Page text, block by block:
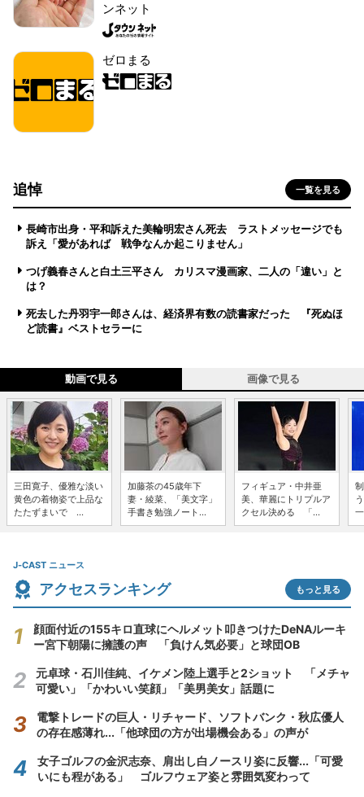
ンネット
ゼロまる
追悼 一覧を見る
長崎市出身・平和訴えた美輪明宏さん死去 ラストメッセージでも
訴え「愛があれば 戦争なんか起こりません」
つげ義春さんと白土三平さん カリスマ漫画家、二人の「違い」と
は？
死去した丹羽宇一郎さんは、経済界有数の読書家だった 『死ぬほ
ど読書』ベストセラーに
動画で見る 画像で見る
三田寛子、優雅な淡い
黄色の着物姿で上品な
たたずまいで ...
加藤茶の45歳年下
妻・綾菜、「美文字」
手書き勉強ノート...
フィギュア・中井亜
美、華麗にトリプルア
クセル決める 「...
J-CAST ニュース
アクセスランキング もっと見る
顔面付近の155キロ直球にヘルメット叩きつけたDeNAルーキ
ー宮下朝陽に擁護の声 「負けん気必要」と球団OB
元卓球・石川佳純、イケメン陸上選手と2ショット 「メチャ
可愛い」「かわいい笑顔」「美男美女」話題に
電撃トレードの巨人・リチャード、ソフトバンク・秋広優人
の存在感薄れ...「他球団の方が出場機会ある」の声が
女子ゴルフの金沢志奈、肩出し白ノースリ姿に反響...「可愛
いにも程がある」 ゴルフウェア姿と雰囲気変わって